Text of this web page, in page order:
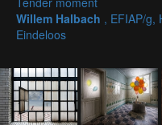
Willem Halbach , EFIAP/g,
Eindeloos